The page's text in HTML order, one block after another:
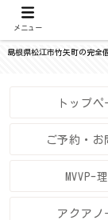
島根県松江市竹矢町の完全
トップペ
ご予約・お
MVVP-
アクアノ
メニュー